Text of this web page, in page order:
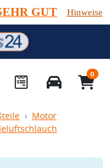
GUT Hinweise
0
Motor